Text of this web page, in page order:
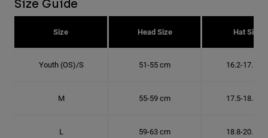
Size Guide
Size Head Size Hat Size
Youth (OS)/S 51-55 cm 16.2-17.5
M 55-59 cm 17.5-18.8
L 59-63 cm 18.8-20.1